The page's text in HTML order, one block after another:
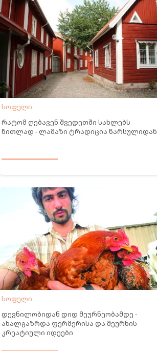
სოფელი
რატომ ღებავენ შვედეთში სახლებს
წითლად - ლამაზი ტრადიცია წარსულიდან
სოფელი
დევნილობიდან დიდ მეურნეობამდე -
ახალგაზრდა ფერმერისა და მეურნის
კრეატიული იდეები